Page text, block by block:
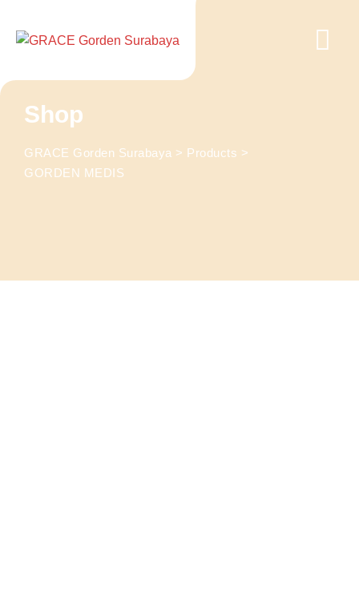
content
Shop
GRACE Gorden Surabaya > Products >
GORDEN MEDIS